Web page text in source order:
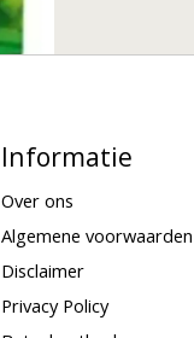
Informatie
Over ons
Algemene voorwaarden
Disclaimer
Privacy Policy